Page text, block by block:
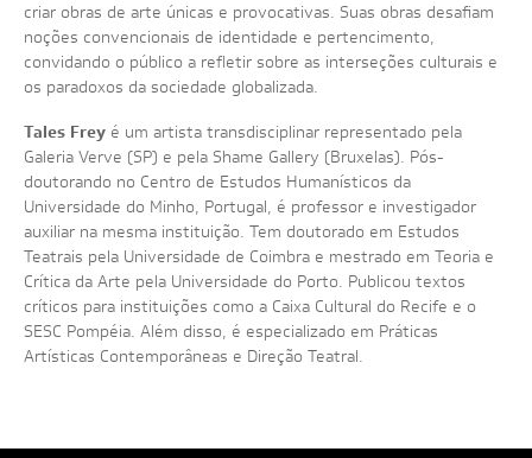
criar obras de arte únicas e provocativas. Suas obras desafiam
noções convencionais de identidade e pertencimento,
convidando o público a refletir sobre as interseções culturais e
os paradoxos da sociedade globalizada.
Tales Frey é um artista transdisciplinar representado pela
Galeria Verve (SP) e pela Shame Gallery (Bruxelas). Pós-
doutorando no Centro de Estudos Humanísticos da
Universidade do Minho, Portugal, é professor e investigador
auxiliar na mesma instituição. Tem doutorado em Estudos
Teatrais pela Universidade de Coimbra e mestrado em Teoria e
Crítica da Arte pela Universidade do Porto. Publicou textos
críticos para instituições como a Caixa Cultural do Recife e o
SESC Pompéia. Além disso, é especializado em Práticas
Artísticas Contemporâneas e Direção Teatral.